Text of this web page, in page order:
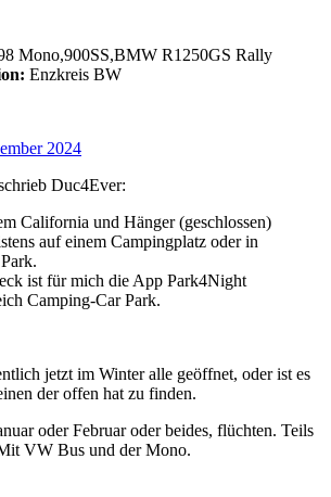
Mono,900SS,BMW R1250GS Rally
Enzkreis BW
2024
Duc4Ever:
California und Hänger (geschlossen)
auf einem Campingplatz oder in
ist für mich die App Park4Night
Camping-Car Park.
jetzt im Winter alle geöffnet, oder ist es
der offen hat zu finden.
oder Februar oder beides, flüchten. Teils
VW Bus und der Mono.